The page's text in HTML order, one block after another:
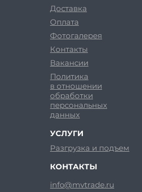
Доставка
Оплата
Фотогалерея
Контакты
Вакансии
Политика
в отношении
обработки
персональных
данных
УСЛУГИ
Разгрузка и подъем
КОНТАКТЫ
info@mvtrade.ru